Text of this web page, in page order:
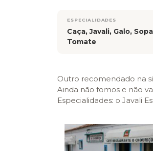
ESPECIALIDADES
Caça, Javali, Galo,
Tomate
Outro recomendado na
Ainda não fomos e não
Especialidades: o Javali